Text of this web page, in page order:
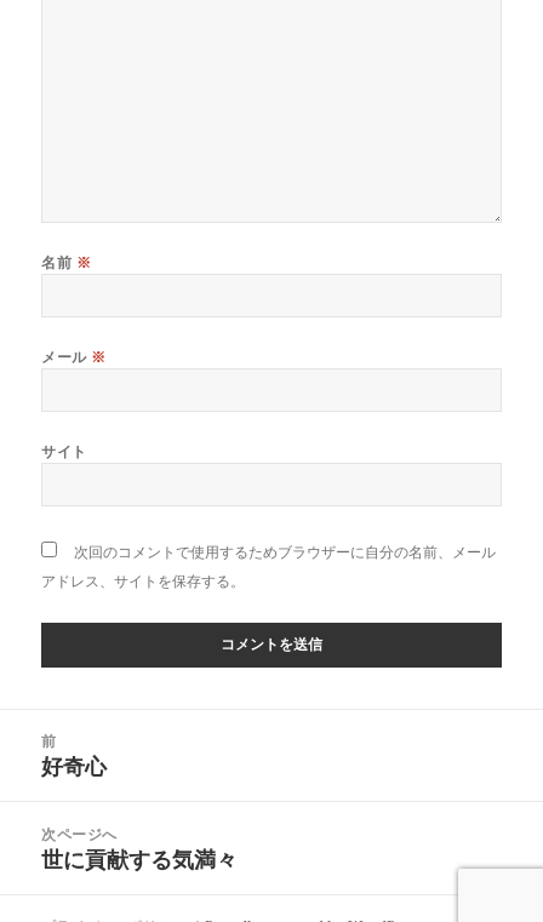
名前 ※
メール ※
サイト
次回のコメントで使用するためブラウザーに自分の名前、メール
アドレス、サイトを保存する。
前
前
投
稿:
好奇心
次ページへ
次
投
世に貢献する気満々